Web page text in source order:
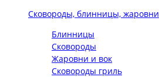
Сковороды, блинницы, жаровни
Блинницы
Сковороды
Жаровни и вок
Сковороды гриль